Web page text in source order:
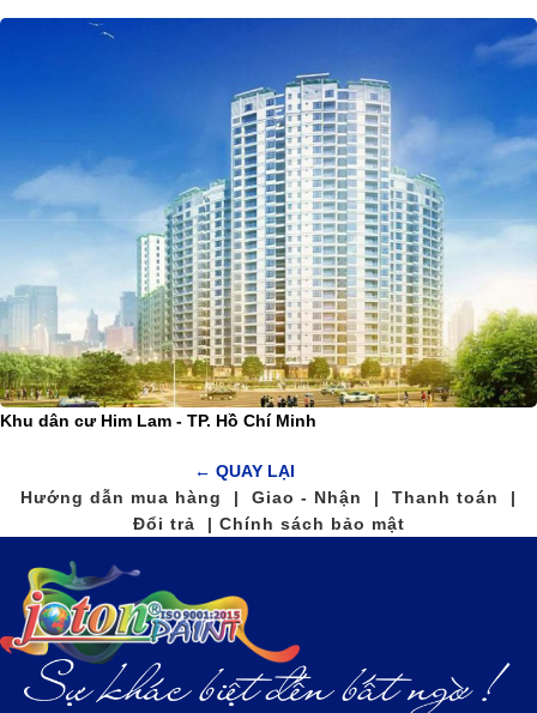
Khu dân cư Him Lam - TP. Hồ Chí Minh
← QUAY LẠI
Hướng dẫn mua hàng | Giao - Nhận | Thanh toán |
Đổi trả | Chính sách bảo mật